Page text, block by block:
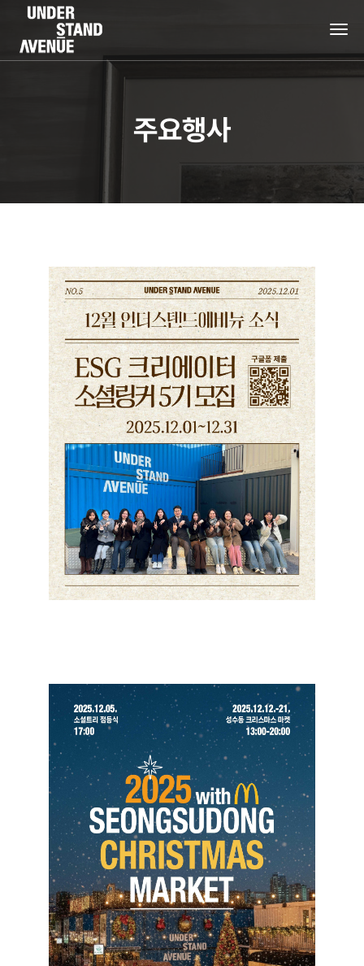
주요행사
+
ESG 크리에이터 <소셜링커 5기> 참여자 모집
+
2025 성수동 크리스마스 마켓